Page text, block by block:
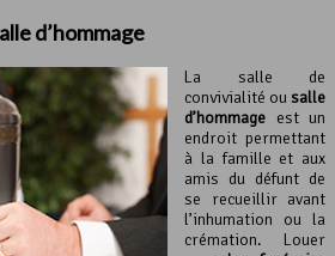
d’hommage
La salle de
convivialité ousalle
d’hommage est un
endroit permettant
à la famille et aux
amis du défunt de
se recueillir avant
l’inhumation ou la
crémation. Louer